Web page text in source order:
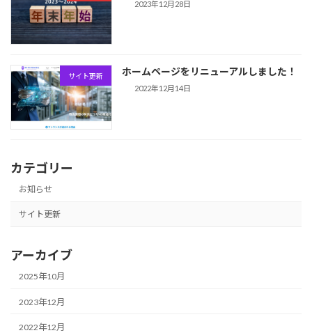
2023年12月28日
サイト更新 ホームページをリニューアルしました！
2022年12月14日
カテゴリー
お知らせ
サイト更新
アーカイブ
2025年10月
2023年12月
2022年12月